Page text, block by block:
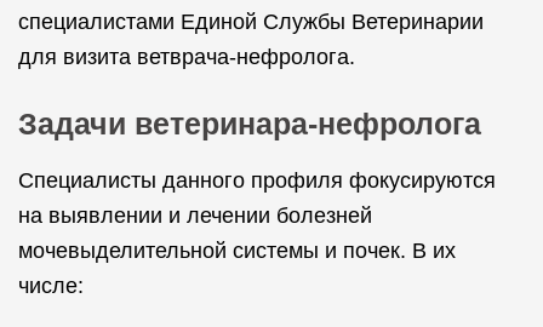
специалистами Единой Службы Ветеринарии
для визита ветврача-нефролога.
Задачи ветеринара-нефролога
Специалисты данного профиля фокусируются
на выявлении и лечении болезней
мочевыделительной системы и почек. В их
числе: